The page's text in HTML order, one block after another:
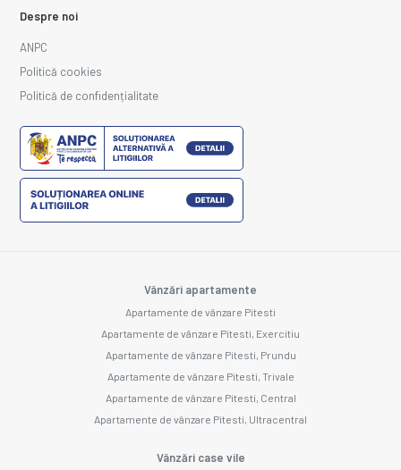
Despre noi
ANPC
Politică cookies
Politică de confidențialitate
Vânzări apartamente
Apartamente de vânzare Pitesti
Apartamente de vânzare Pitesti, Exercitiu
Apartamente de vânzare Pitesti, Prundu
Apartamente de vânzare Pitesti, Trivale
Apartamente de vânzare Pitesti, Central
Apartamente de vânzare Pitesti, Ultracentral
Vânzări case vile